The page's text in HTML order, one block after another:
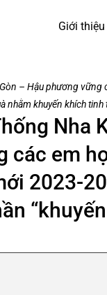
Giới thiệu
– Hậu phương
khuyến khích tinh
Nha
các em
2023-